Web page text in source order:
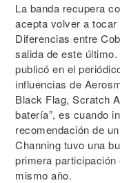
La banda recupera
acepta volver a
Diferencias entre
salida de este
publicó en el
influencias de
Black Flag, Scratch
batería”, es cuando
recomendación de
Channing tuvo una
primera
mismo año.